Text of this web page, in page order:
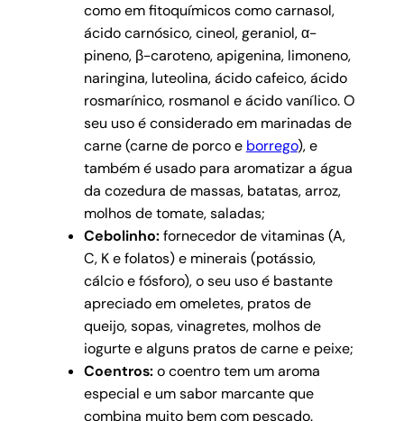
como em fitoquímicos como carnasol,
ácido carnósico, cineol, geraniol, α-
pineno, β-caroteno, apigenina, limoneno,
naringina, luteolina, ácido cafeico, ácido
rosmarínico, rosmanol e ácido vanílico. O
seu uso é considerado em marinadas de
carne (carne de porco e borrego), e
também é usado para aromatizar a água
da cozedura de massas, batatas, arroz,
molhos de tomate, saladas;
Cebolinho:fornecedor de vitaminas (A,
C, K e folatos) e minerais (potássio,
cálcio e fósforo), o seu uso é bastante
apreciado em omeletes, pratos de
queijo, sopas, vinagretes, molhos de
iogurte e alguns pratos de carne e peixe;
Coentros:o coentro tem um aroma
especial e um sabor marcante que
combina muito bem com pescado.